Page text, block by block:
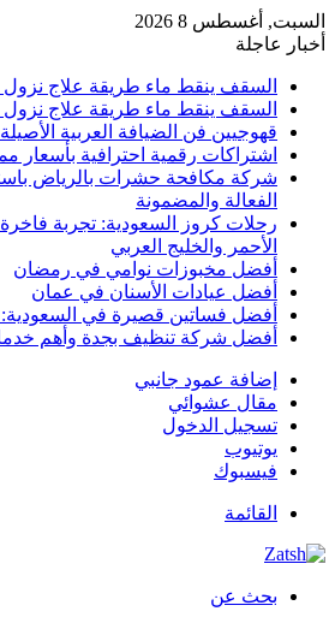
السبت, أغسطس 8 2026
أخبار عاجلة
السقف ينقط ماء طريقة علاج
السقف ينقط ماء طريقة علاج
قهوجيين فن الضيافة العربية
اشتراكات رقمية احترافية بأسعار
شركة مكافحة حشرات بالرياض
الفعالة والمضمونة
رحلات كروز السعودية: تجربة
الأحمر والخليج العربي
أفضل مخبوزات نوامي في رمضان
أفضل عيادات الأسنان في عمان
أفضل فساتين قصيرة في السعودية:
أفضل شركة تنظيف بجدة وأهم
إضافة عمود جانبي
مقال عشوائي
تسجيل الدخول
يوتيوب
فيسبوك
القائمة
بحث عن